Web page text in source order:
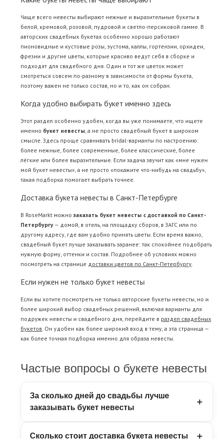
Чаще всего невесты выбирают нежные и выразительные букеты в
белой, кремовой, розовой, пудровой и светло-персиковой гамме. В
авторских свадебных букетах особенно хорошо работают
пионовидные и кустовые розы, эустома, каллы, гортензии, орхидеи,
фрезии и другие цветы, которые красиво ведут себя в сборке и
подходят для свадебного дня. Один и тот же цветок может
смотреться совсем по-разному в зависимости от формы букета,
поэтому важен не только состав, но и то, как он собран.
Когда удобно выбирать букет именно здесь
Этот раздел особенно удобен, когда вы уже понимаете, что ищете
именно букет невесты , а не просто свадебный букет в широком
смысле. Здесь проще сравнивать bridal-варианты по настроению:
более нежные, более современные, более классические, более
лёгкие или более выразительные. Если задача звучит как «мне нужен
мой букет невесты», а не просто «покажите что-нибудь на свадьбу»,
такая подборка помогает выбрать точнее.
Доставка букета невесты в Санкт-Петербурге
В RoseMarkt можно заказать букет невесты с доставкой по Санкт-
Петербургу — домой, в отель, на площадку сборов, в ЗАГС или по
другому адресу, где вам удобно принять цветы. Если время важно,
свадебный букет лучше заказывать заранее: так спокойнее подобрать
нужную форму, оттенки и состав. Подробнее об условиях можно
посмотреть на странице доставки цветов по Санкт-Петербургу
Если нужен не только букет невесты
Если вы хотите посмотреть не только авторские букеты невесты, но и
более широкий выбор свадебных решений, включая варианты для
подружек невесты и свадебного дня, перейдите в раздел свадебных
букетов . Он удобен как более широкий вход в тему, а эта страница —
как более точная подборка именно для образа невесты.
Частые вопросы о букете невесты
За сколько дней до свадьбы лучше
заказывать букет невесты
Сколько стоит доставка букета невесты